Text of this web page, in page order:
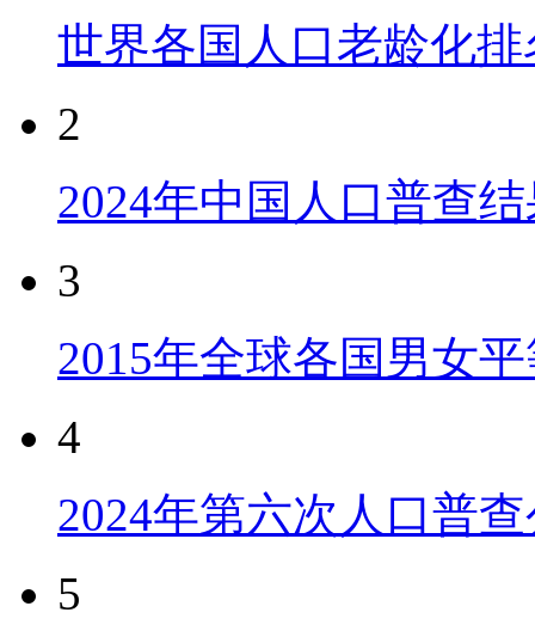
世界各国人口老龄化
2
2024年中国人口普查
3
2015年全球各国男女
4
2024年第六次人口普
5